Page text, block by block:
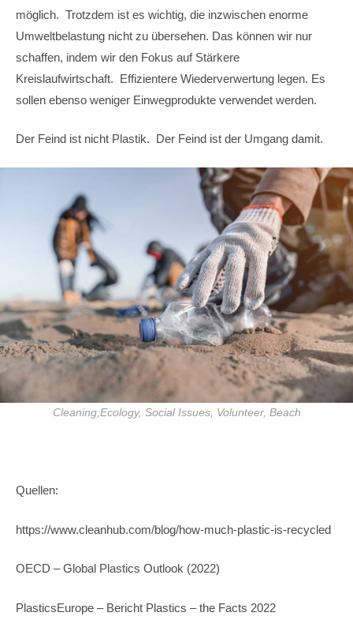
möglich. Trotzdem ist es wichtig, die inzwischen enorme
Umweltbelastung nicht zu übersehen. Das können wir nur
schaffen, indem wir den Fokus auf Stärkere
Kreislaufwirtschaft. Effizientere Wiederverwertung legen. Es
sollen ebenso weniger Einwegprodukte verwendet werden.
Der Feind ist nicht Plastik. Der Feind ist der Umgang damit.
Cleaning,Ecology, Social Issues, Volunteer, Beach
Quellen:
https://www.cleanhub.com/blog/how-much-plastic-is-recycled
OECD – Global Plastics Outlook (2022)
PlasticsEurope – Bericht Plastics – the Facts 2022